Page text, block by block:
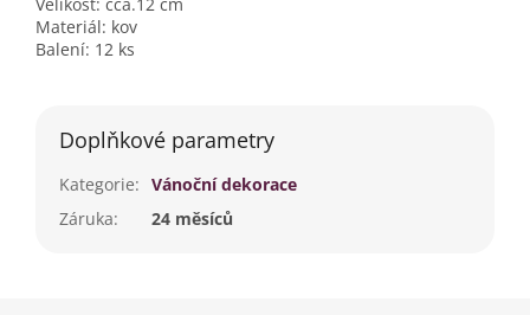
Materiál: kov
Balení: 12 ks
Doplňkové parametry
Kategorie: Vánoční dekorace
Záruka: 24 měsíců